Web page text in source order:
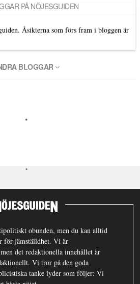
PÅ NÖJESGUIDEN
Åsikterna som förs fram i bloggen är
BLOGGAR
obunden, men du kan alltid
för jämställdhet. Vi är
det redaktionella innehållet är
Vi tror på den goda
tanke lyder som följer: Vi